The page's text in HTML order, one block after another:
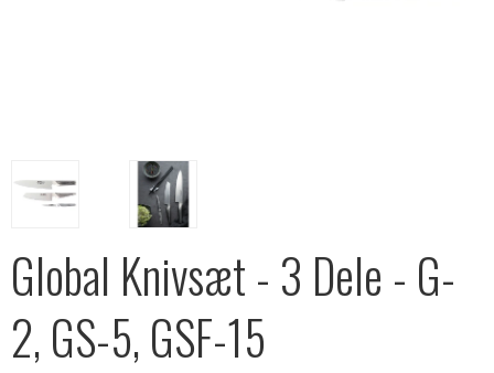
Global Knivsæt - 3 Dele - G-
2, GS-5, GSF-15